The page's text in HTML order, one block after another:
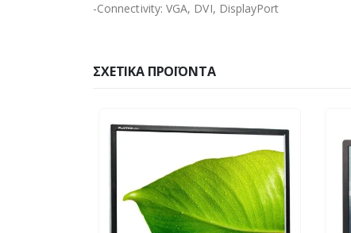
-Connectivity: VGA, DVI, DisplayPort
ΣΧΕΤΙΚΆ ΠΡΟΪΌΝΤΑ